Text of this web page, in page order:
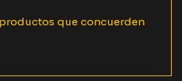
que concuerden